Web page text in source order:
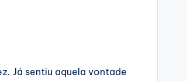
Já sentiu aquela vontade